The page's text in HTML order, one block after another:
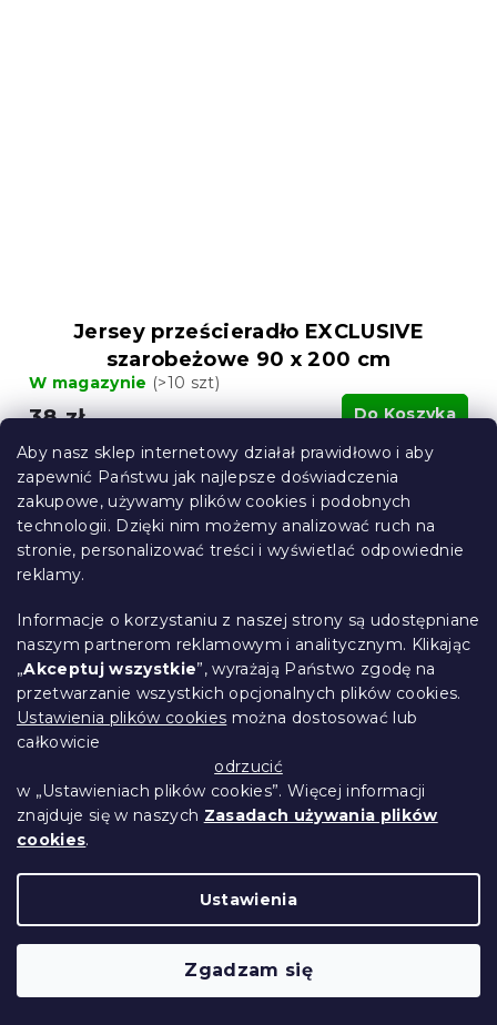
Aby nasz sklep internetowy działał prawidłowo i aby
zapewnić Państwu jak najlepsze doświadczenia
zakupowe, używamy plików cookies i podobnych
technologii. Dzięki nim możemy analizować ruch na
stronie, personalizować treści i wyświetlać odpowiednie
reklamy.
Informacje o korzystaniu z naszej strony są udostępniane
naszym partnerom reklamowym i analitycznym. Klikając
„Akceptuj wszystkie”, wyrażają Państwo zgodę na
przetwarzanie wszystkich opcjonalnych plików cookies.
Ustawienia plików cookies można dostosować lub
całkowicie
odrzucić
w „Ustawieniach plików cookies”. Więcej informacji
znajduje się w naszych Zasadach używania plików
cookies.
Ustawienia
Zgadzam się
Jersey prześcieradło EXCLUSIVE
szarobeżowe 90 x 200 cm
W magazynie (>10 szt)
38 zł Do Koszyka
Jersey prześcieradło różowo-brązowe